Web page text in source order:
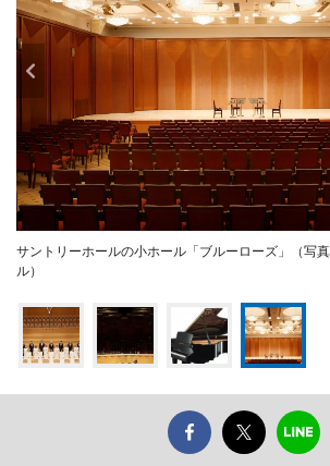
サントリーホールの小ホール「ブルーローズ」（写
ル）